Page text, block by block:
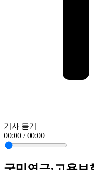
기사 듣기
00:00 / 00:00